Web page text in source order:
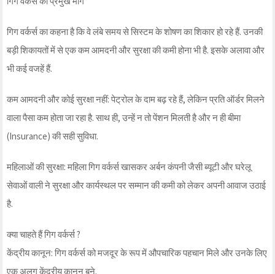
गिग वर्कर्स का कहना है कि वे लंबे समय से सिस्टम के शोषण का शिकार हो रहे हैं. उनकी
बड़ी शिकायतों में से एक कम आमदनी और सुरक्षा की कमी होना भी है. इसके अलावा और
भी कई वजहें हैं.
कम आमदनी और कोई सुरक्षा नहीं: पेट्रोल के दाम बढ़ रहे हैं, लेकिन प्रति ऑर्डर मिलने
वाला पैसा कम होता जा रहा है. साथ ही, उन्हें न तो पेंशन मिलती है और न ही बीमा
(Insurance) की सही सुविधा.
महिलाओं की सुरक्षा: महिला गिग वर्कर्स खासकर अर्बन कंपनी जैसी ब्यूटी और घरेलू
सेवाओं वाली ने सुरक्षा और कार्यस्थल पर सम्मान की कमी को लेकर अपनी आवाज उठाई
है.
क्‍या चाहते हैं ग‍िग वर्कर्स ?
केंद्रीय कानून: गिग वर्कर्स को मजदूर के रूप में औपचारिक पहचान मिले और उनके लिए
एक अलग केंद्रीय कानून बने.